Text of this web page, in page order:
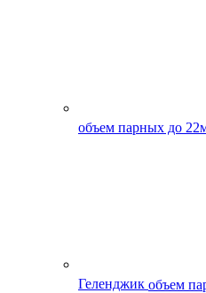
объем парных до
Геленджик объем